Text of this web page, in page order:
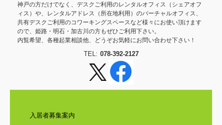
神戸の方だけでなく、デスクご利用のレンタルオフィス（シェアオフ
ィス）や、レンタルアドレス（所在地利用）のバーチャルオフィス、
共有デスクご利用のコワーキングスペースなど様々にお使い頂けます
ので、姫路・明石・加古川の方もぜひご利用下さい。
内覧希望、各種起業相談他、どうぞお気軽にお問い合わせ下さい！
TEL: 078-392-2127
入居者募集案内